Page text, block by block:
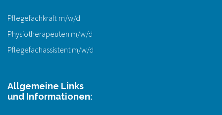
Pflegefachkraft m/w/d
Physiotherapeuten m/w/d
Pflegefachassistent m/w/d
Allgemeine Links
und Informationen: